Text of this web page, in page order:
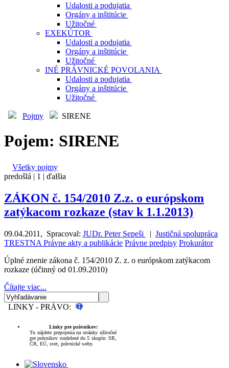
Udalosti a podujatia
Orgány a inštitúcie
Užitočné
EXEKÚTOR
Udalosti a podujatia
Orgány a inštitúcie
Užitočné
INÉ PRÁVNICKÉ POVOLANIA
Udalosti a podujatia
Orgány a inštitúcie
Užitočné
Pojmy SIRENE
Pojem: SIRENE
Všetky pojmy
predošlá | 1 | ďalšia
ZÁKON č. 154/2010 Z.z. o európskom
zatýkacom rozkaze (stav k 1.1.2013)
09.04.2011 , Spracoval: JUDr. Peter Sepeši | Justičná spolupráca
TRESTNA Právne akty a publikácie Právne predpisy Prokurátor
Úplné znenie zákona č. 154/2010 Z. z. o európskom zatýkacom
rozkaze (účinný od 01.09.2010)
Čítajte viac...
LINKY - PRÁVO:
Linky pre právnikov:
Tu nájdete prepojenia na stránky užitočné
pre právnikov rozdelené do 5 skupín: SR,
ČR, EÚ, svet, právnické weby.